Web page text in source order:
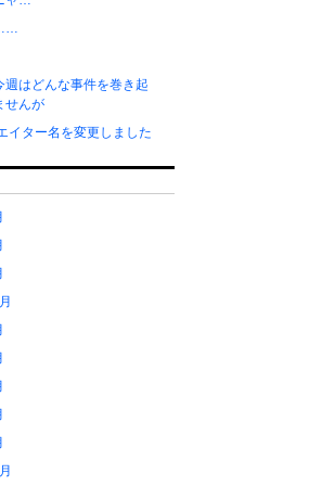
週はどんな事件を巻き起
んが
イター名を変更しました